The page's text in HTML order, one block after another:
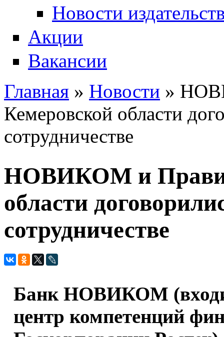
Новости
Акции
Вакансии
Вы здесь
Главная » Новости »
Кемеровской области
сотрудничестве
НОВИКОМ и
области
сотрудничестве
Банк НОВИКОМ
центр компетенций